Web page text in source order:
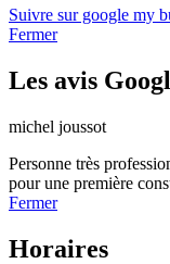
Suivre sur google my
Fermer
Les avis
michel joussot
Personne très
pour une première
Fermer
Horaires